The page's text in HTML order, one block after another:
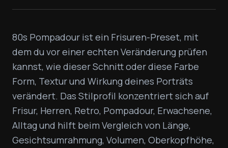
80s Pompadour ist ein Frisuren-Preset, mit
dem du vor einer echten Veränderung prüfen
kannst, wie dieser Schnitt oder diese Farbe
Form, Textur und Wirkung deines Porträts
verändert. Das Stilprofil konzentriert sich auf
Frisur, Herren, Retro, Pompadour, Erwachsene,
Alltag und hilft beim Vergleich von Länge,
Gesichtsumrahmung, Volumen, Oberkopfhöhe,